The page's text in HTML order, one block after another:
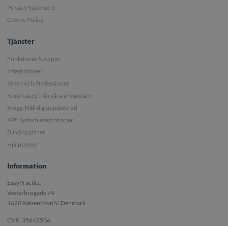
Privacy Statement
Cookie Policy
Tjänster
Funktioner & Appar
Integrationer
Yrken och Professioner
Kund cases från våra användare
Blogg: Håll dig uppdaterad
API: Systemintegrationer
Bli vår partner
Hjälpcenter
Information
EasyPractice
Vesterbrogade 74
1620 København V, Denmark
CVR: 35642536